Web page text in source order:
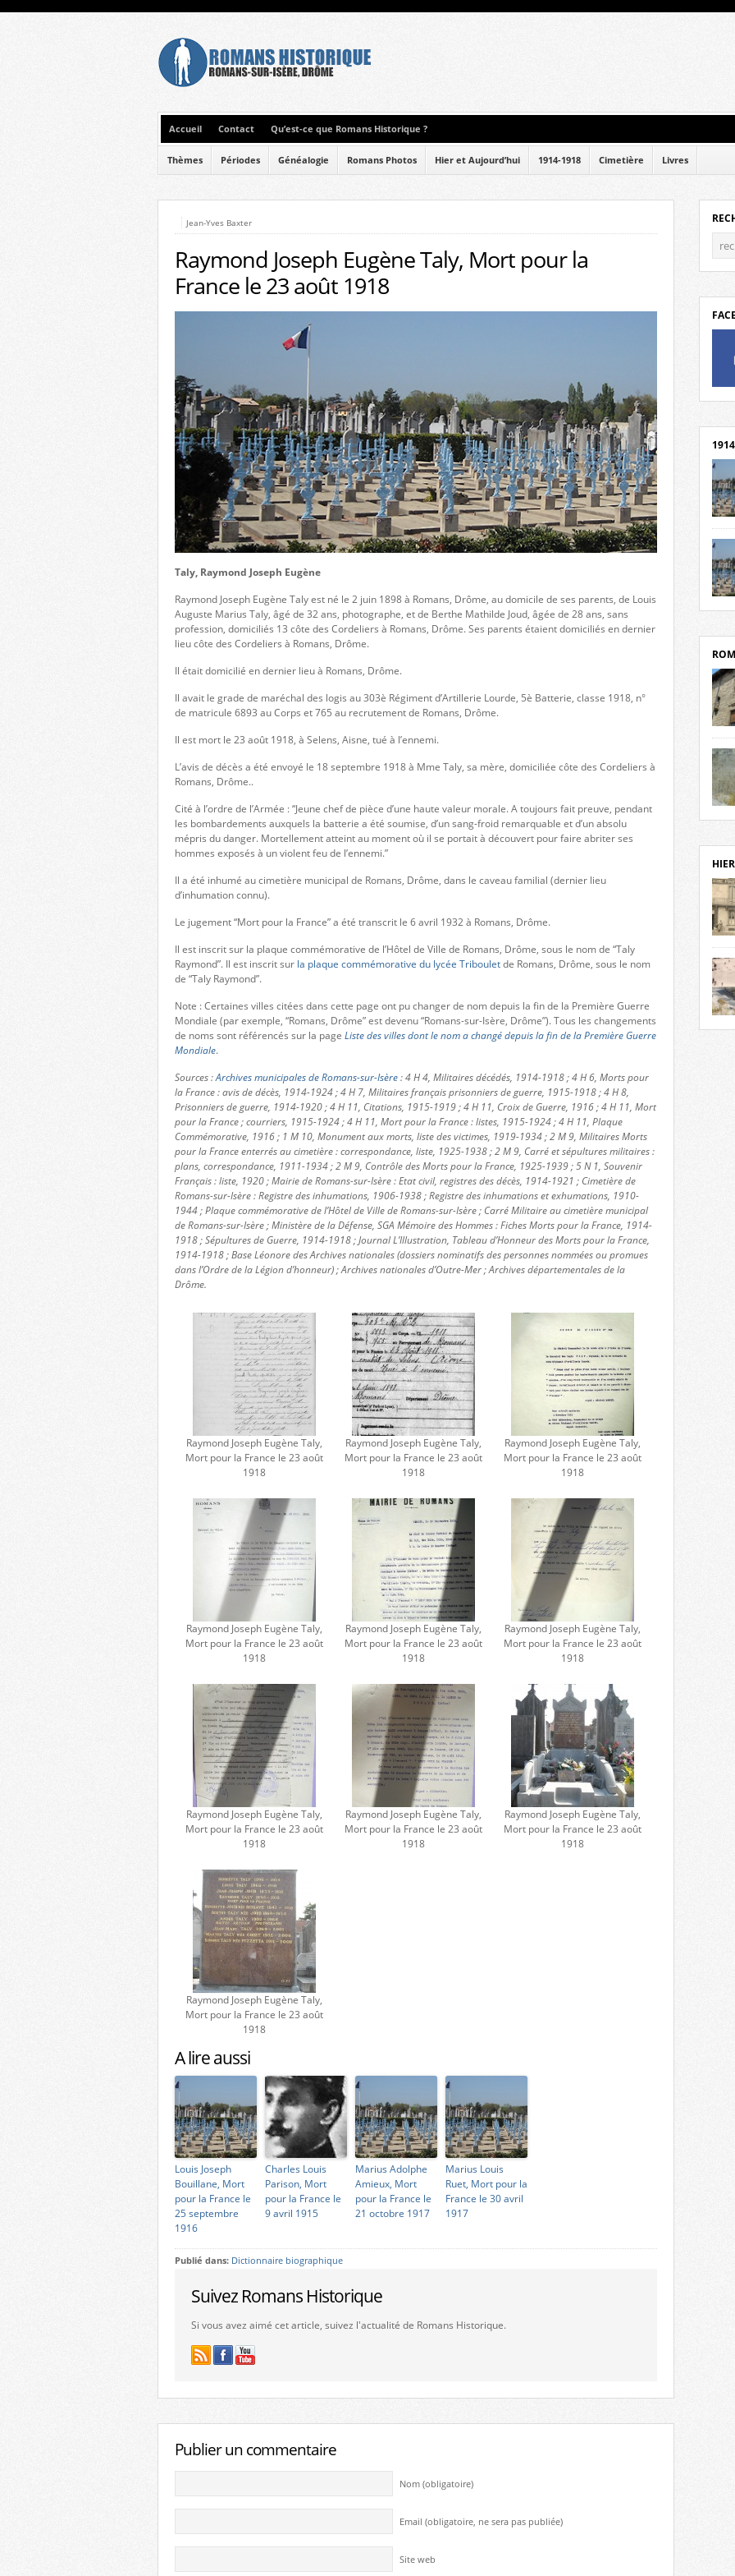
Accueil Contact Qu’est-ce que Romans Historique ?
Thèmes Périodes Généalogie Romans Photos Hier et Aujourd’hui 1914-1918 Cimetière Livres
Jean-Yves Baxter
Raymond Joseph Eugène Taly, Mort pour la
France le 23 août 1918
Taly, Raymond Joseph Eugène
Raymond Joseph Eugène Taly est né le 2 juin 1898 à Romans, Drôme, au domicile de ses parents, de Louis
Auguste Marius Taly, âgé de 32 ans, photographe, et de Berthe Mathilde Joud, âgée de 28 ans, sans
profession, domiciliés 13 côte des Cordeliers à Romans, Drôme. Ses parents étaient domiciliés en dernier
lieu côte des Cordeliers à Romans, Drôme.
Il était domicilié en dernier lieu à Romans, Drôme.
Il avait le grade de maréchal des logis au 303è Régiment d’Artillerie Lourde, 5è Batterie, classe 1918, n°
de matricule 6893 au Corps et 765 au recrutement de Romans, Drôme.
Il est mort le 23 août 1918, à Selens, Aisne, tué à l’ennemi.
L’avis de décès a été envoyé le 18 septembre 1918 à Mme Taly, sa mère, domiciliée côte des Cordeliers à
Romans, Drôme..
Cité à l’ordre de l’Armée : “Jeune chef de pièce d’une haute valeur morale. A toujours fait preuve, pendant
les bombardements auxquels la batterie a été soumise, d’un sang-froid remarquable et d’un absolu
mépris du danger. Mortellement atteint au moment où il se portait à découvert pour faire abriter ses
hommes exposés à un violent feu de l’ennemi.”
Il a été inhumé au cimetière municipal de Romans, Drôme, dans le caveau familial (dernier lieu
d’inhumation connu).
Le jugement “Mort pour la France” a été transcrit le 6 avril 1932 à Romans, Drôme.
Il est inscrit sur la plaque commémorative de l’Hôtel de Ville de Romans, Drôme, sous le nom de “Taly
Raymond”. Il est inscrit sur la plaque commémorative du lycée Tribouletde Romans, Drôme, sous le nom
de “Taly Raymond”.
Note : Certaines villes citées dans cette page ont pu changer de nom depuis la fin de la Première Guerre
Mondiale (par exemple, “Romans, Drôme” est devenu “Romans-sur-Isère, Drôme”). Tous les changements
de noms sont référencés sur la page Liste des villes dont le nom a changé depuis la fin de la Première Guerre
Mondiale.
Sources :Archives municipales de Romans-sur-Isère: 4 H 4, Militaires décédés, 1914-1918 ; 4 H 6, Morts pour
la France : avis de décès, 1914-1924 ; 4 H 7, Militaires français prisonniers de guerre, 1915-1918 ; 4 H 8,
Prisonniers de guerre, 1914-1920 ; 4 H 11, Citations, 1915-1919 ; 4 H 11, Croix de Guerre, 1916 ; 4 H 11, Mort
pour la France ; courriers, 1915-1924 ; 4 H 11, Mort pour la France : listes, 1915-1924 ; 4 H 11, Plaque
Commémorative, 1916 ; 1 M 10, Monument aux morts, liste des victimes, 1919-1934 ; 2 M 9, Militaires Morts
pour la France enterrés au cimetière : correspondance, liste, 1925-1938 ; 2 M 9, Carré et sépultures militaires :
plans, correspondance, 1911-1934 ; 2 M 9, Contrôle des Morts pour la France, 1925-1939 ; 5 N 1, Souvenir
Français : liste, 1920 ; Mairie de Romans-sur-Isère : Etat civil, registres des décès, 1914-1921 ; Cimetière de
Romans-sur-Isère : Registre des inhumations, 1906-1938 ; Registre des inhumations et exhumations, 1910-
1944 ; Plaque commémorative de l’Hôtel de Ville de Romans-sur-Isère ; Carré Militaire au cimetière municipal
de Romans-sur-Isère ; Ministère de la Défense, SGA Mémoire des Hommes : Fiches Morts pour la France, 1914-
1918 ; Sépultures de Guerre, 1914-1918 ; Journal L’Illustration, Tableau d’Honneur des Morts pour la France,
1914-1918 ; Base Léonore des Archives nationales (dossiers nominatifs des personnes nommées ou promues
dans l’Ordre de la Légion d’honneur) ; Archives nationales d’Outre-Mer ; Archives départementales de la
Drôme.
Raymond Joseph Eugène Taly,
Mort pour la France le 23 août
1918
Raymond Joseph Eugène Taly,
Mort pour la France le 23 août
1918
Raymond Joseph Eugène Taly,
Mort pour la France le 23 août
1918
Raymond Joseph Eugène Taly,
Mort pour la France le 23 août
1918
Raymond Joseph Eugène Taly,
Mort pour la France le 23 août
1918
Raymond Joseph Eugène Taly,
Mort pour la France le 23 août
1918
Raymond Joseph Eugène Taly,
Mort pour la France le 23 août
1918
Raymond Joseph Eugène Taly,
Mort pour la France le 23 août
1918
Raymond Joseph Eugène Taly,
Mort pour la France le 23 août
1918
Raymond Joseph Eugène Taly,
Mort pour la France le 23 août
1918
A lire aussi
Louis Joseph
Bouillane, Mort
pour la France le
25 septembre
1916
Charles Louis
Parison, Mort
pour la France le
9 avril 1915
Marius Adolphe
Amieux, Mort
pour la France le
21 octobre 1917
Marius Louis
Ruet, Mort pour la
France le 30 avril
1917
Publié dans: Dictionnaire biographique
Suivez Romans Historique
Si vous avez aimé cet article, suivez l'actualité de Romans Historique.
Publier un commentaire
Nom (obligatoire)
Email (obligatoire, ne sera pas publiée)
Site web
par
de